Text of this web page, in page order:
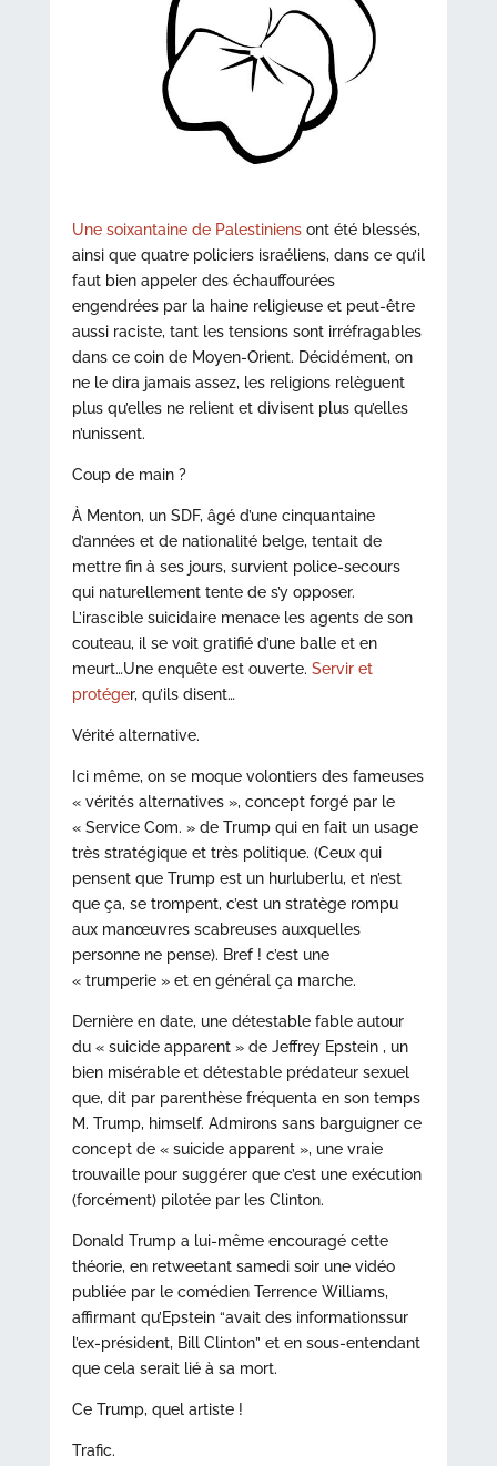
Une soixantaine de Palestiniens ont été blessés,
ainsi que quatre policiers israéliens, dans ce qu’il
faut bien appeler des échauffourées
engendrées par la haine religieuse et peut-être
aussi raciste, tant les tensions sont irréfragables
dans ce coin de Moyen-Orient. Décidément, on
ne le dira jamais assez, les religions relèguent
plus qu’elles ne relient et divisent plus qu’elles
n’unissent.
Coup de main ?
À Menton, un SDF, âgé d’une cinquantaine
d’années et de nationalité belge, tentait de
mettre fin à ses jours, survient police-secours
qui naturellement tente de s’y opposer.
L’irascible suicidaire menace les agents de son
couteau, il se voit gratifié d’une balle et en
meurt…Une enquête est ouverte. Servir et
protéger, qu’ils disent…
Vérité alternative.
Ici même, on se moque volontiers des fameuses
« vérités alternatives », concept forgé par le
« Service Com. » de Trump qui en fait un usage
très stratégique et très politique. (Ceux qui
pensent que Trump est un hurluberlu, et n’est
que ça, se trompent, c’est un stratège rompu
aux manœuvres scabreuses auxquelles
personne ne pense). Bref ! c’est une
« trumperie » et en général ça marche.
Dernière en date, une détestable fable autour
du « suicide apparent » de Jeffrey Epstein , un
bien misérable et détestable prédateur sexuel
que, dit par parenthèse fréquenta en son temps
M. Trump, himself. Admirons sans barguigner ce
concept de « suicide apparent », une vraie
trouvaille pour suggérer que c’est une exécution
(forcément) pilotée par les Clinton.
Donald Trump a lui-même encouragé cette
théorie, en retweetant samedi soir une vidéo
publiée par le comédien Terrence Williams,
affirmant qu’Epstein “avait des informationssur
l’ex-président, Bill Clinton” et en sous-entendant
que cela serait lié à sa mort.
Ce Trump, quel artiste !
Trafic.